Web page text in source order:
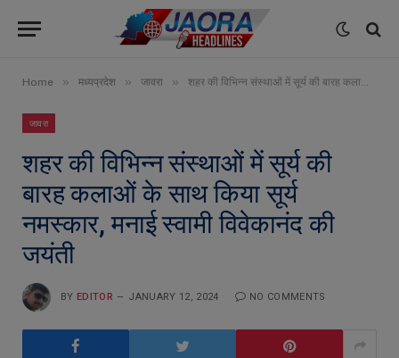
Home » मध्यप्रदेश » जावरा » शहर की विभिन्न संस्थाओं में सूर्य की बारह कलाओं के साथ किया सूर्य नमस्कार, मनाई स्वामी विवेकानंद की जयंती
जावरा
शहर की विभिन्न संस्थाओं में सूर्य की
बारह कलाओं के साथ किया सूर्य
नमस्कार, मनाई स्वामी विवेकानंद की
जयंती
BY EDITOR JANUARY 12, 2024 NO COMMENTS